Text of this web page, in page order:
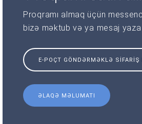
Proqramı almaq üçün
bizə məktub və ya mesaj
E-POÇT GÖNDƏRMƏKLƏ SIFARIŞ
ƏLAQƏ MƏLUMATI